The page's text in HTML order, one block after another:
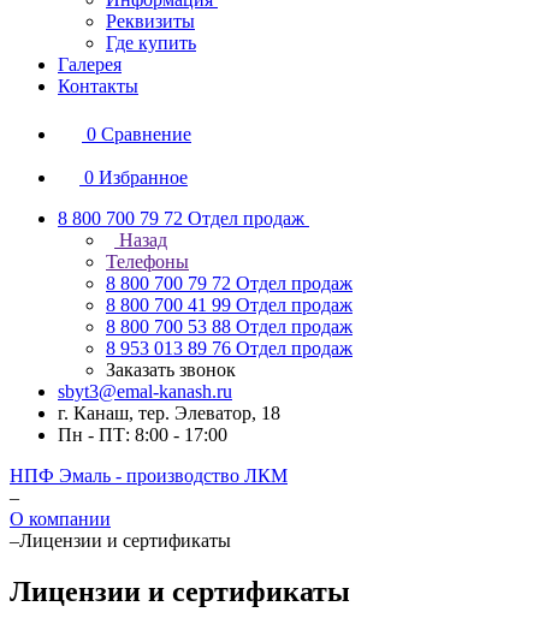
Реквизиты
Где купить
Галерея
Контакты
0 Сравнение
0 Избранное
8 800 700 79 72 Отдел продаж
Назад
Телефоны
8 800 700 79 72 Отдел продаж
8 800 700 41 99 Отдел продаж
8 800 700 53 88 Отдел продаж
8 953 013 89 76 Отдел продаж
Заказать звонок
sbyt3@emal-kanash.ru
г. Канаш, тер. Элеватор, 18
Пн - ПТ: 8:00 - 17:00
НПФ Эмаль - производство ЛКМ
–
О компании
–Лицензии и сертификаты
Лицензии и сертификаты